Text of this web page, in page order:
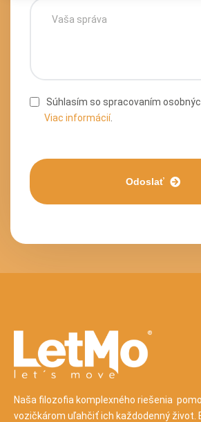
Súhlasím so spracovaním
Viac informácií.
Odoslať
Naša filozofia komplexného riešenia
vozičkárom uľahčiť ich každodenný život.